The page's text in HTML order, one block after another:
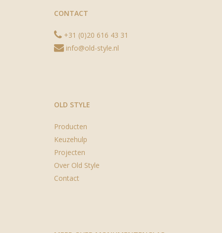
CONTACT
+31 (0)20 616 43 31
info@old-style.nl
OLD STYLE
Producten
Keuzehulp
Projecten
Over Old Style
Contact